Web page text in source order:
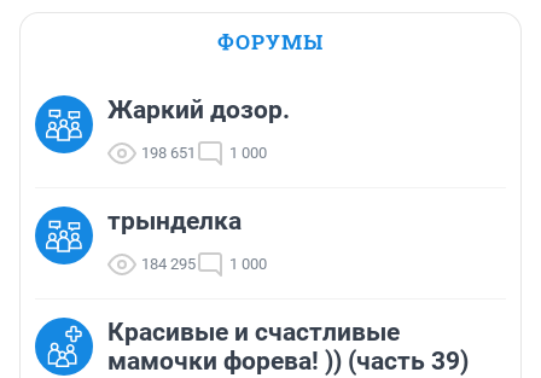
ФОРУМЫ
Жаркий дозор.
198 651 1 000
трынделка
184 295 1 000
Красивые и счастливые
мамочки форева! )) (часть 39)